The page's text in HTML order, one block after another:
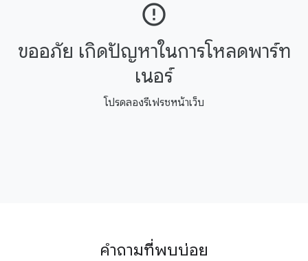
error_outline
ขออภัย เกิดปัญหาในการโหลดพาร์ท
เนอร์
โปรดลองรีเฟรชหน้าเว็บ
คำถามที่พบบ่อย